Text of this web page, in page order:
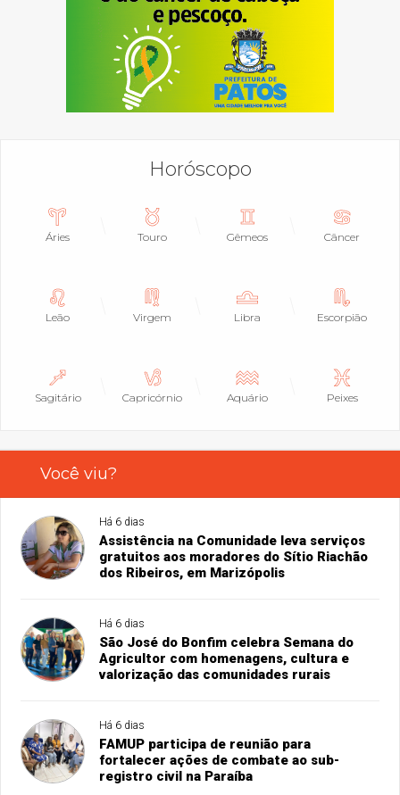
Horóscopo
Áries Touro Gêmeos Câncer
Leão Virgem Libra Escorpião
Sagitário Capricórnio Aquário Peixes
Você viu?
Há 6 dias
Assistência na Comunidade leva serviços
gratuitos aos moradores do Sítio Riachão
dos Ribeiros, em Marizópolis
Há 6 dias
São José do Bonfim celebra Semana do
Agricultor com homenagens, cultura e
valorização das comunidades rurais
Há 6 dias
FAMUP participa de reunião para
fortalecer ações de combate ao sub-
registro civil na Paraíba